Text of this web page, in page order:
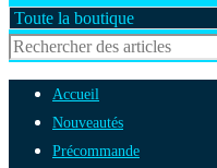
Accueil
Nouveautés
Précommande